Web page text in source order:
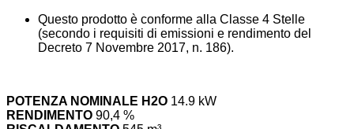
Questo prodotto è conforme alla Classe 4 Stelle
(secondo i requisiti di emissioni e rendimento del
Decreto 7 Novembre 2017, n. 186).
POTENZA NOMINALE H2O 14.9 kW
RENDIMENTO 90,4 %